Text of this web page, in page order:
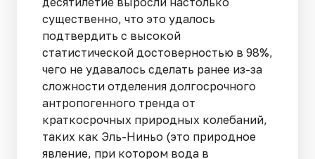
существенно, что это удалось
подтвердить с высокой
статистической достоверностью в 98%,
чего не удавалось сделать ранее из-за
сложности отделения долгосрочного
антропогенного тренда от
краткосрочных природных колебаний,
таких как Эль-Ниньо (это природное
явление, при котором вода в